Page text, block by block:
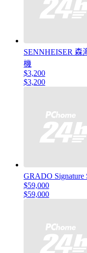
SENNHEISER 森
機
$3,200
$3,200
GRADO
$59,000
$59,000